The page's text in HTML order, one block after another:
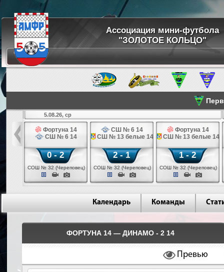
Ассоциация мини-футбола
"ЗОЛОТОЕ КОЛЬЦО"
14
5.08.26, ср
Фортуна 14
СШ № 6 14
0 - 2
СОШ № 32 (Череповец)
СШ № 6 14
СШ № 13 белые 14
2 - 1
СОШ № 32 (Череповец)
Фортуна 14
СШ № 13 белые 14
1 - 2
СОШ № 32 (Череповец)
Календарь Команды
ФОРТУНА 14 — ДИНАМО - 2 14
Превью